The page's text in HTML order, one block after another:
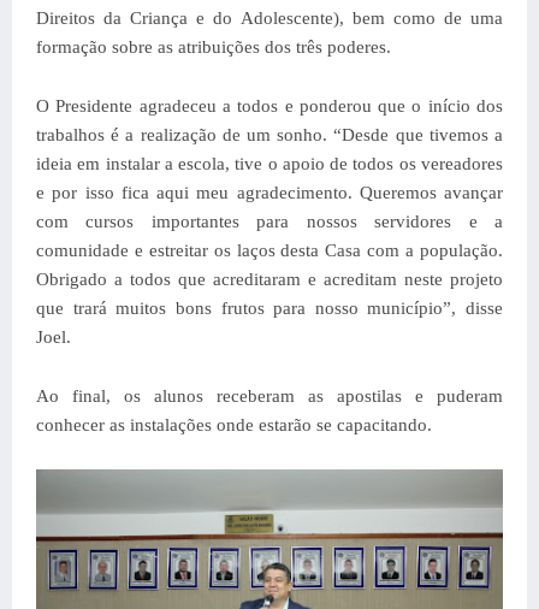
Direitos da Criança e do Adolescente), bem como de uma
formação sobre as atribuições dos três poderes.
O Presidente agradeceu a todos e ponderou que o início dos
trabalhos é a realização de um sonho. “Desde que tivemos a
ideia em instalar a escola, tive o apoio de todos os vereadores
e por isso fica aqui meu agradecimento. Queremos avançar
com cursos importantes para nossos servidores e a
comunidade e estreitar os laços desta Casa com a população.
Obrigado a todos que acreditaram e acreditam neste projeto
que trará muitos bons frutos para nosso município”, disse
Joel.
Ao final, os alunos receberam as apostilas e puderam
conhecer as instalações onde estarão se capacitando.